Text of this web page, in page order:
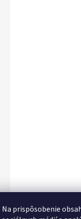
Na prispôsobenie